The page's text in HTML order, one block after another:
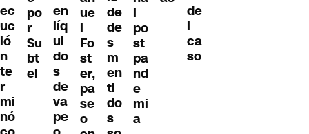
ec
uc
ió
n
te
r
mi
nó
po
r
Su
bt
el
en
líq
ui
do
s
de
va
pe
ue
l
Fo
st
er,
pa
se
o
de
de
s
m
en
ti
do
s
l
po
st
pa
nd
e
mi
a
de
l
ca
so